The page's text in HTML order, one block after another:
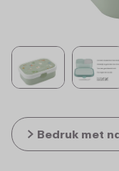
Bedruk met